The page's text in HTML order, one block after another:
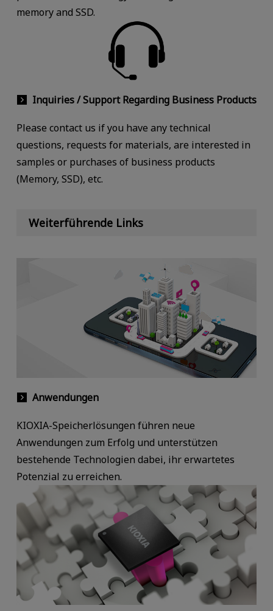
memory and SSD.
Inquiries / Support Regarding Business Products
Please contact us if you have any technical
questions, requests for materials, are interested in
samples or purchases of business products
(Memory, SSD), etc.
Weiterführende Links
Anwendungen
KIOXIA-Speicherlösungen führen neue
Anwendungen zum Erfolg und unterstützen
bestehende Technologien dabei, ihr erwartetes
Potenzial zu erreichen.